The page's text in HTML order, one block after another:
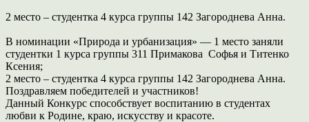
2 место – студентка 4 курса группы 142 Загороднева Анна.
В номинации «Природа и урбанизация» — 1 место заняли
студентки 1 курса группы 311 Примакова Софья и Титенко
Ксения;
2 место – студентка 4 курса группы 142 Загороднева Анна.
Поздравляем победителей и участников!
Данный Конкурс способствует воспитанию в студентах
любви к Родине, краю, искусству и красоте.